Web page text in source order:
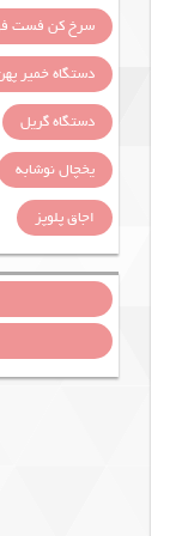
سرخ کن فست
دستگاه خمیر
دستگاه گریل
یخچال نوشابه
اجاق پلوپز